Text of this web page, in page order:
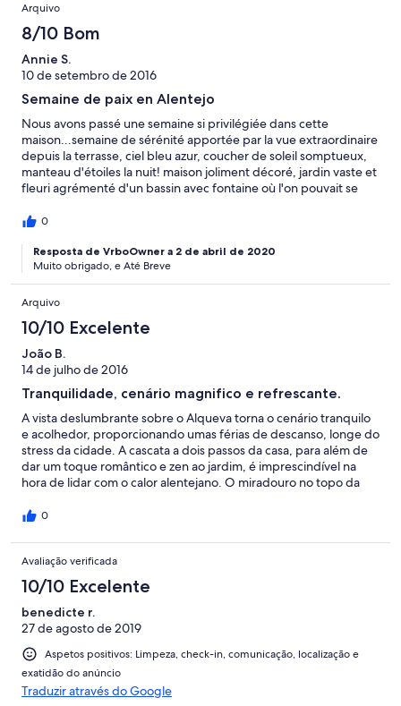
também adoraram!
Arquivo
8/10 Bom
Annie S.
10 de setembro de 2016
Semaine de paix en Alentejo
Nous avons passé une semaine si privilégiée dans cette
maison...semaine de sérénité apportée par la vue extraordinaire
depuis la terrasse, ciel bleu azur, coucher de soleil somptueux,
manteau d'étoiles la nuit! maison joliment décoré, jardin vaste et
fleuri agrémenté d'un bassin avec fontaine où l'on pouvait se
note de 4 étoiles et non 5)! Mais je sais que j'y reviendrai...
0
Resposta de VrboOwner a 2 de abril de 2020
Muito obrigado, e Até Breve
Arquivo
10/10 Excelente
João B.
14 de julho de 2016
Tranquilidade, cenário magnifico e refrescante.
A vista deslumbrante sobre o Alqueva torna o cenário tranquilo
e acolhedor, proporcionando umas férias de descanso, longe do
stress da cidade. A cascata a dois passos da casa, para além de
dar um toque romântico e zen ao jardim, é imprescindível na
hora de lidar com o calor alentejano. O miradouro no topo da
Recomenda-se vivamente. Esperamos voltar.
0
Avaliação verificada
10/10 Excelente
benedicte r.
27 de agosto de 2019
Aspetos positivos: Limpeza, check-in, comunicação, localização e
exatidão do anúncio
Traduzir através do Google